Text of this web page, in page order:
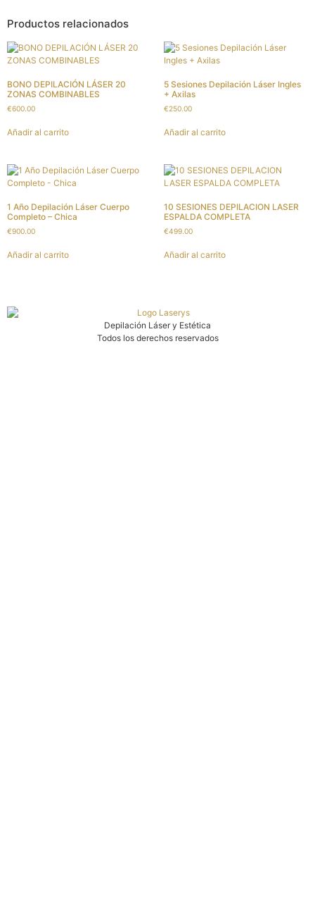
Productos relacionados
BONO DEPILACIÓN LÁSER 20
ZONAS COMBINABLES
€600.00
Añadir al carrito
5 Sesiones Depilación Láser Ingles
+ Axilas
€250.00
Añadir al carrito
1 Año Depilación Láser Cuerpo
Completo – Chica
€900.00
Añadir al carrito
10 SESIONES DEPILACION LASER
ESPALDA COMPLETA
€499.00
Añadir al carrito
Depilación Láser y Estética
Todos los derechos reservados